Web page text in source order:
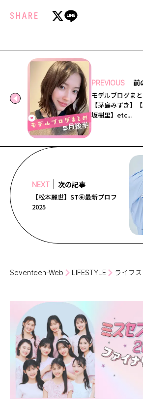
SHARE
PREVIOUS 前
モデルブログま
【茅島みずき】
坂樹里】etc...
NEXT 次の記事
【松本麗世】ST㋲最新プロフ
2025
Seventeen-Web LIFESTYLE ライフ